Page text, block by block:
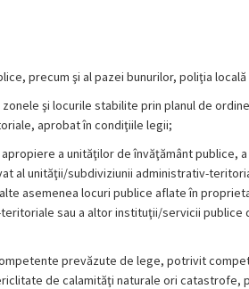
precum şi al pazei bunurilor, poliţia
şi locurile stabilite prin planul de
aprobat în condiţiile legii;
a unităţilor de învăţământ publice,
al unităţii/subdiviziunii administrativ-
asemenea locuri publice aflate în
sau a altor instituţii/servicii publice
prevăzute de lege, potrivit
de calamităţi naturale ori catastrofe,